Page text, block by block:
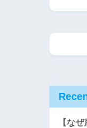
【な